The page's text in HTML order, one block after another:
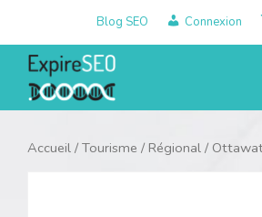
contenu
Blog SEO Connexion
Accueil / Tourisme / Régional /